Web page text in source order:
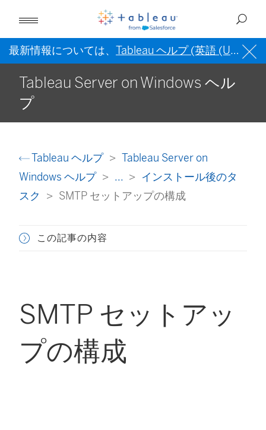
最新情報については、 Tableau ヘルプ (英語 (US)) を
Tableau Server on Windows ヘル
プ
Tableau ヘルプ
Tableau Server on
Windows ヘルプ
...
インストール後のタ
スク
SMTP セットアップの構成
この記事の内容
SMTP セットアッ
プの構成